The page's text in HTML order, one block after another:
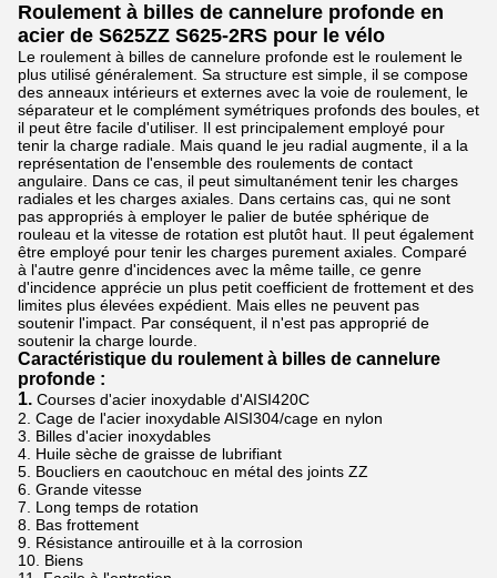
Roulement à billes de cannelure profonde en
acier de S625ZZ S625-2RS pour le vélo
Le roulement à billes de cannelure profonde est le roulement le
plus utilisé généralement. Sa structure est simple, il se compose
des anneaux intérieurs et externes avec la voie de roulement, le
séparateur et le complément symétriques profonds des boules, et
il peut être facile d'utiliser. Il est principalement employé pour
tenir la charge radiale. Mais quand le jeu radial augmente, il a la
représentation de l'ensemble des roulements de contact
angulaire. Dans ce cas, il peut simultanément tenir les charges
radiales et les charges axiales. Dans certains cas, qui ne sont
pas appropriés à employer le palier de butée sphérique de
rouleau et la vitesse de rotation est plutôt haut. Il peut également
être employé pour tenir les charges purement axiales. Comparé
à l'autre genre d'incidences avec la même taille, ce genre
d'incidence apprécie un plus petit coefficient de frottement et des
limites plus élevées expédient. Mais elles ne peuvent pas
soutenir l'impact. Par conséquent, il n'est pas approprié de
soutenir la charge lourde.
Caractéristique du roulement à billes de cannelure
profonde :
1. Courses d'acier inoxydable d'AISI420C
2. Cage de l'acier inoxydable AISI304/cage en nylon
3. Billes d'acier inoxydables
4. Huile sèche de graisse de lubrifiant
5. Boucliers en caoutchouc en métal des joints ZZ
6. Grande vitesse
7. Long temps de rotation
8. Bas frottement
9. Résistance antirouille et à la corrosion
10. Biens